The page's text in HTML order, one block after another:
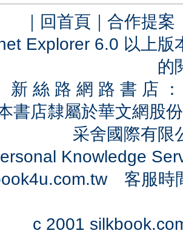
｜ 回首頁 ｜ 合作提案
Explorer 6.0 以上
的
新 絲 路 網 路 書 店
書店隸屬於華文網股
采舍國際有
Knowledge
客服時
c 2001